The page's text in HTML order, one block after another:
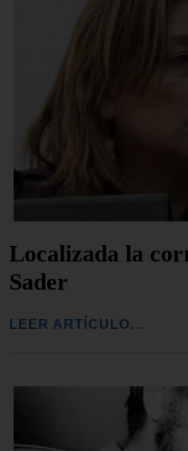
Localizada la
Sader
LEER ARTÍCULO...